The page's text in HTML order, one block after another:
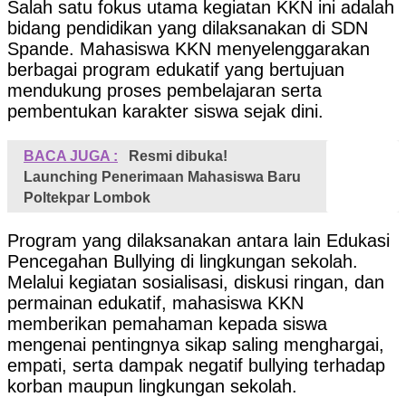
Salah satu fokus utama kegiatan KKN ini adalah
bidang pendidikan yang dilaksanakan di SDN
Spande. Mahasiswa KKN menyelenggarakan
berbagai program edukatif yang bertujuan
mendukung proses pembelajaran serta
pembentukan karakter siswa sejak dini.
BACA JUGA :
Resmi dibuka!
Launching Penerimaan Mahasiswa Baru
Poltekpar Lombok
Program yang dilaksanakan antara lain Edukasi
Pencegahan Bullying di lingkungan sekolah.
Melalui kegiatan sosialisasi, diskusi ringan, dan
permainan edukatif, mahasiswa KKN
memberikan pemahaman kepada siswa
mengenai pentingnya sikap saling menghargai,
empati, serta dampak negatif bullying terhadap
korban maupun lingkungan sekolah.